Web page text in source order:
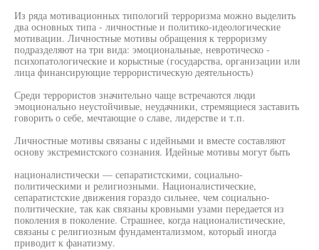
Из ряда мотивационных типологий терроризма можно выделить
два основных типа - личностные и политико-идеологические
мотивации. Личностные мотивы обращения к терроризму
подразделяют на три вида: эмоциональные, невротическо -
психопатологические и корыстные (государства, организации или
лица финансирующие террористическую деятельность)
Среди террористов значительно чаще встречаются люди
эмоционально неустойчивые, неудачники, стремящиеся заставить
говорить о себе, мечтающие о славе, лидерстве и т.п.
Личностные мотивы связаны с идейными и вместе составляют
основу экстремистского сознания. Идейные мотивы могут быть
националистически — сепаратистскими, социально-
политическими и религиозными. Националистические,
сепаратистские движения гораздо сильнее, чем социально-
политические, так как связаны кровными узами передается из
поколения в поколение. Страшнее, когда националистические,
связаны с религиозным фундаментализмом, который иногда
приводит к фанатизму.